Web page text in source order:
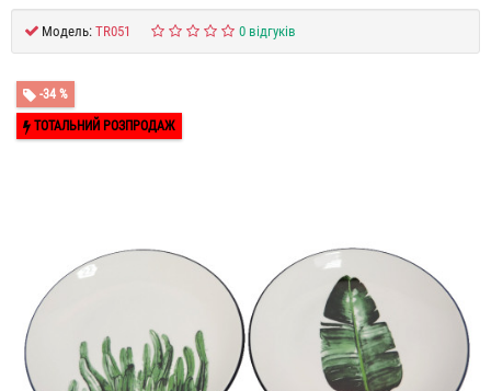
Модель: TR051 0 відгуків
-34 %
ТОТАЛЬНИЙ РОЗПРОДАЖ